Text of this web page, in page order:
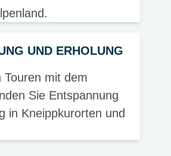
UND ERHOLUNG
Touren mit dem
Sie Entspannung
in Kneippkurorten und